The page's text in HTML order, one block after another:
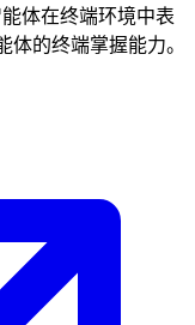
体在终端环境中表
的终端掌握能力。